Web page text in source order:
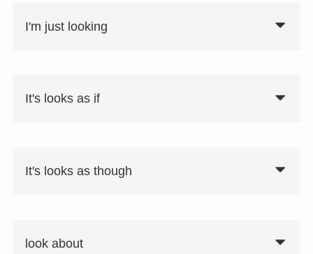
I'm just looking
It's looks as if
It's looks as though
look about